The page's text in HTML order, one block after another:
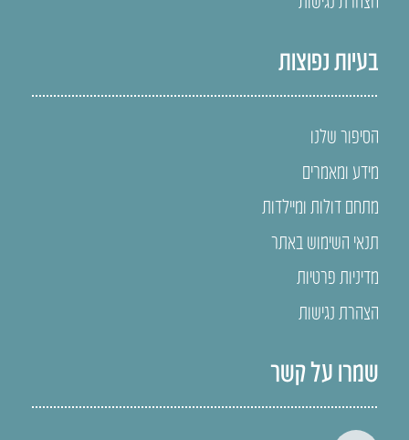
בעיות נפוצות
הסיפור שלנו
מידע ומאמרים
מתחם דולות ומיילדות
תנאי השימוש באתר
מדיניות פרטיות
הצהרת נגישות
שמרו על קשר